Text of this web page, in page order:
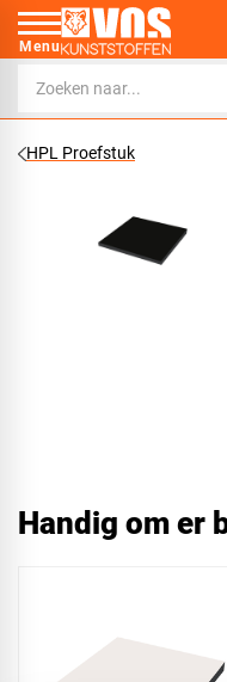
Menu
HPL Proefstuk
Handig om er